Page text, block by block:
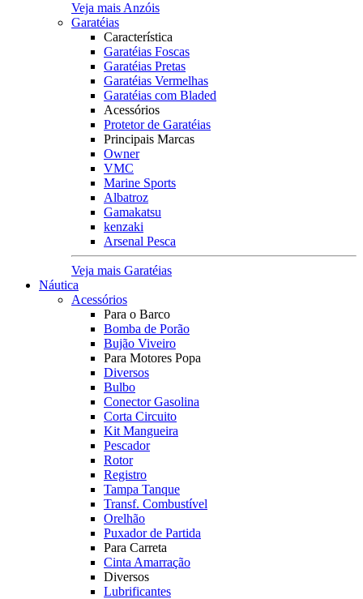
Veja mais Anzóis
Garatéias
Característica
Garatéias Foscas
Garatéias Pretas
Garatéias Vermelhas
Garatéias com Bladed
Acessórios
Protetor de Garatéias
Principais Marcas
Owner
VMC
Marine Sports
Albatroz
Gamakatsu
kenzaki
Arsenal Pesca
Veja mais Garatéias
Náutica
Acessórios
Para o Barco
Bomba de Porão
Bujão Viveiro
Para Motores Popa
Diversos
Bulbo
Conector Gasolina
Corta Circuito
Kit Mangueira
Pescador
Rotor
Registro
Tampa Tanque
Transf. Combustível
Orelhão
Puxador de Partida
Para Carreta
Cinta Amarração
Diversos
Lubrificantes